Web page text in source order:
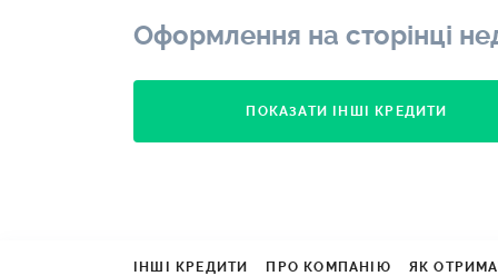
Оформлення на сторінці
ПОКАЗАТИ ІНШІ КРЕДИТИ
ІНШІ КРЕДИТИ ПРО КОМПАНІЮ ЯК